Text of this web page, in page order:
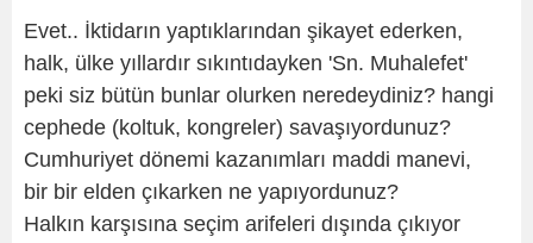
Evet.. İktidarın yaptıklarından şikayet ederken,
halk, ülke yıllardır sıkıntıdayken 'Sn. Muhalefet'
peki siz bütün bunlar olurken neredeydiniz? hangi
cephede (koltuk, kongreler) savaşıyordunuz?
Cumhuriyet dönemi kazanımları maddi manevi,
bir bir elden çıkarken ne yapıyordunuz?
Halkın karşısına seçim arifeleri dışında çıkıyor